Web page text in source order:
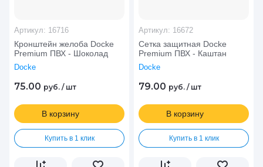
Кронштейн желоба Docke
Premium ПВХ - Шоколад
Docke
Артикул: 16716
75.00 руб. /шт
В корзину
Купить в 1 клик
Сетка защитная Docke
Premium ПВХ - Каштан
Docke
Артикул: 16672
79.00 руб. /шт
В корзину
Купить в 1 клик